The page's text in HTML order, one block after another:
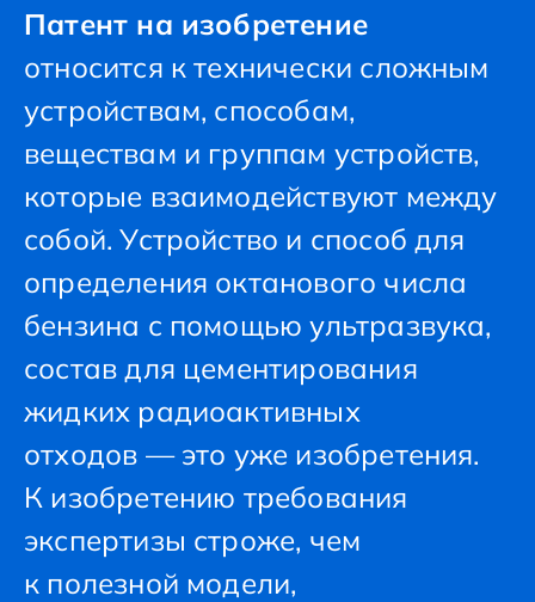
Патент на изобретение
относится к технически сложным
устройствам, способам,
веществам и группам устройств,
которые взаимодействуют между
собой. Устройство и способ для
определения октанового числа
бензина с помощью ультразвука,
состав для цементирования
жидких радиоактивных
отходов — это уже изобретения.
К изобретению требования
экспертизы строже, чем
к полезной модели,